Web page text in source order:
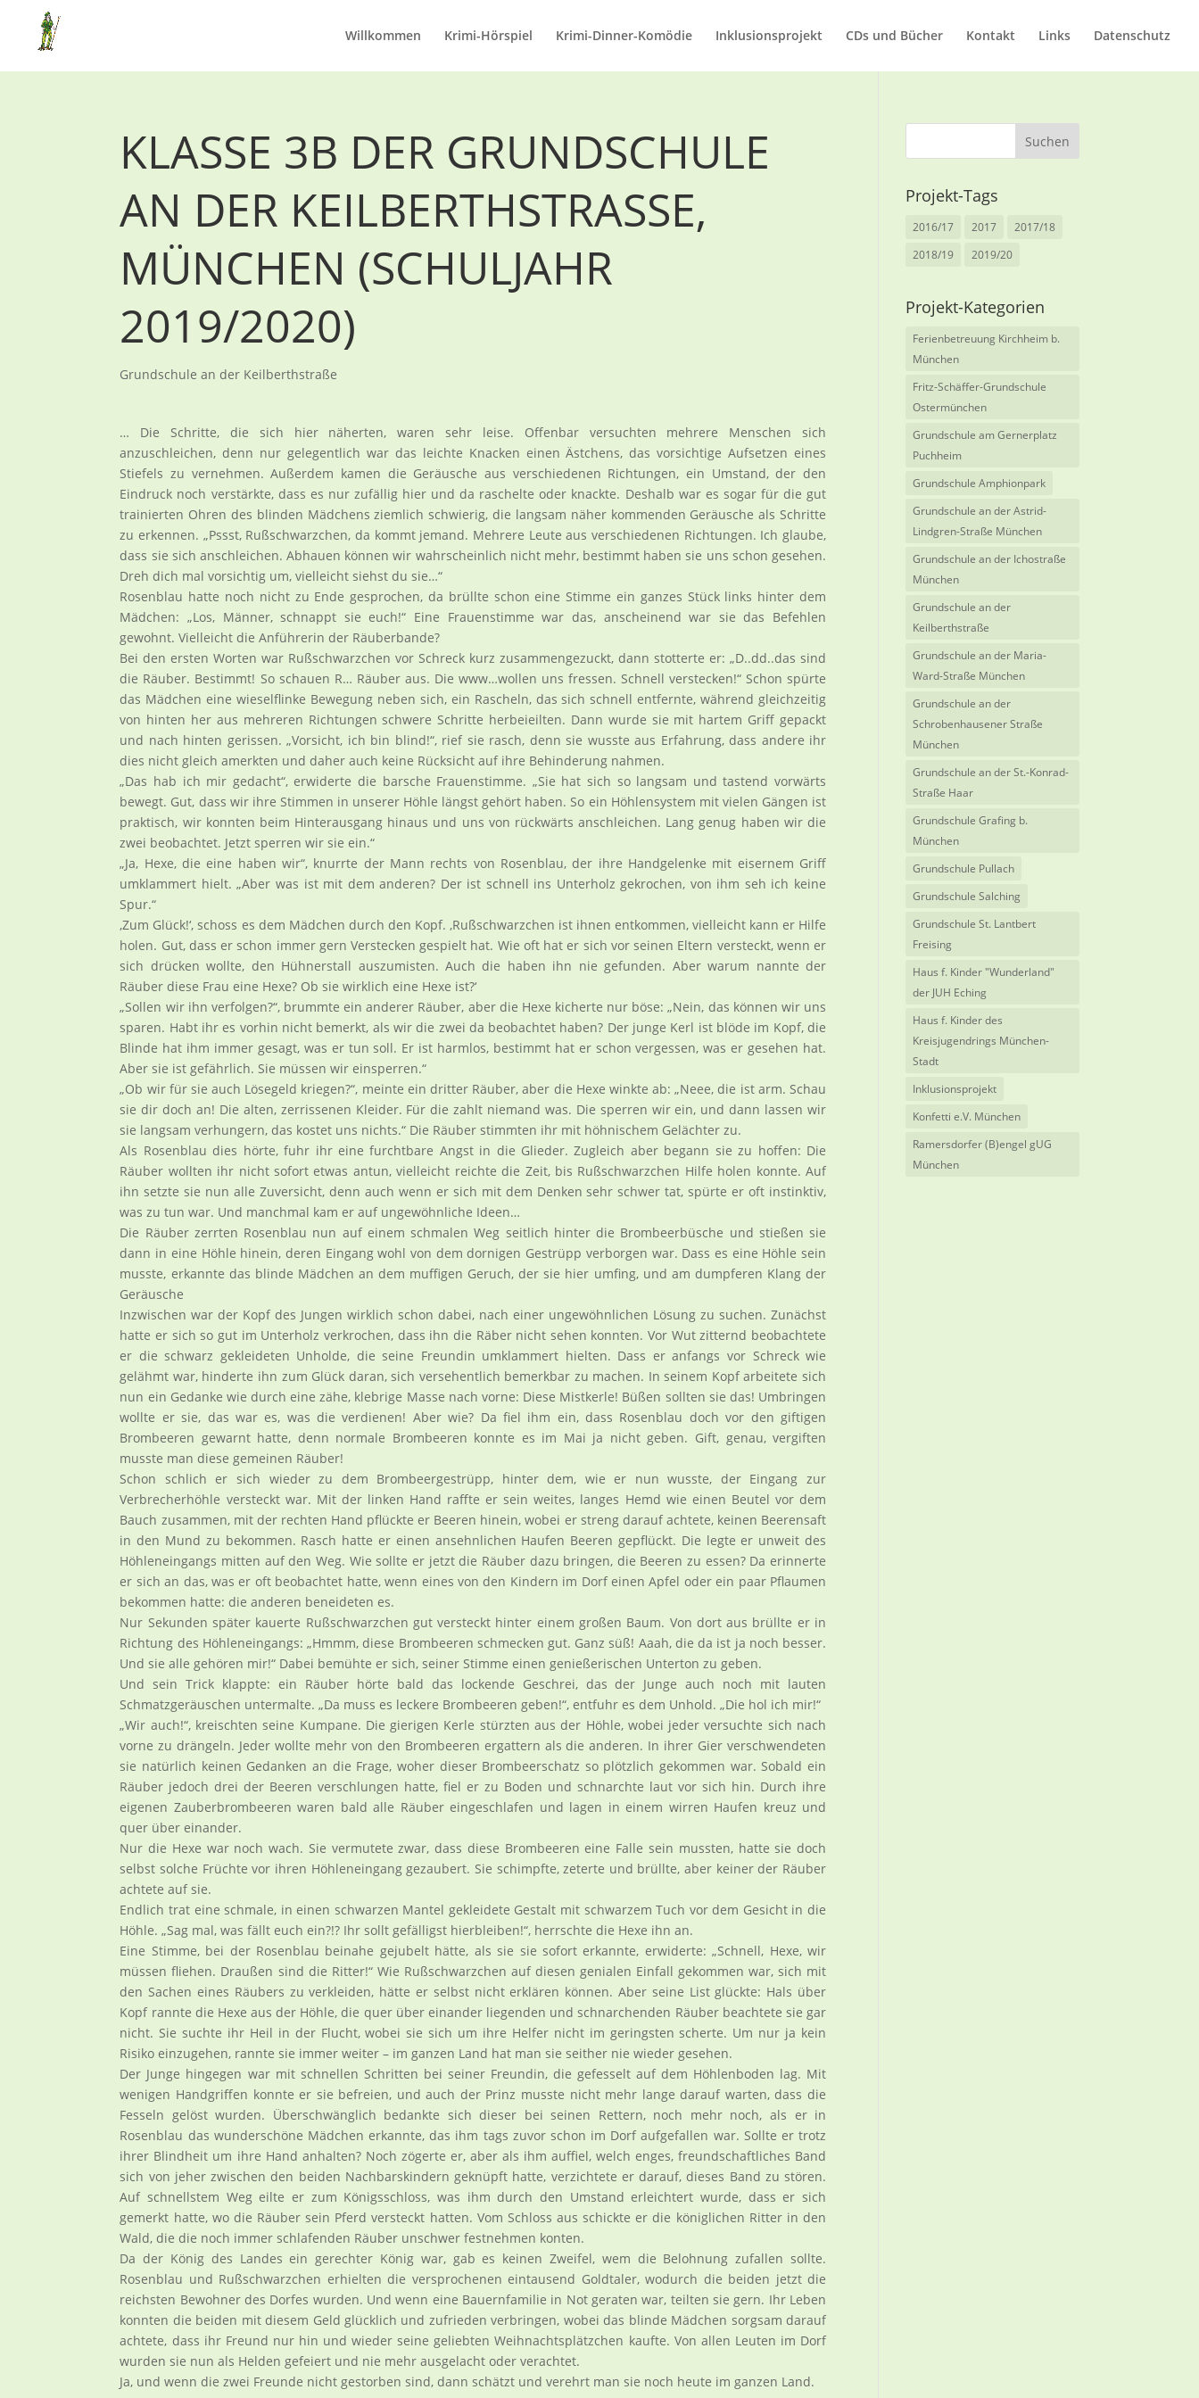
Willkommen Krimi-Hörspiel Krimi-Dinner-Komödie Inklusionsprojekt CDs und Bücher Kontakt Links Datenschutz
KLASSE 3B DER GRUNDSCHULE
AN DER KEILBERTHSTRASSE, M
ÜNCHEN (SCHULJAHR 2
019/2020)
Grundschule an der Keilberthstraße
… Die Schritte, die sich hier näherten, waren sehr leise. Offenbar versuchten mehrere Menschen sich
anzuschleichen, denn nur gelegentlich war das leichte Knacken einen Ästchens, das vorsichtige Aufsetzen eines
Stiefels zu vernehmen. Außerdem kamen die Geräusche aus verschiedenen Richtungen, ein Umstand, der den
Eindruck noch verstärkte, dass es nur zufällig hier und da raschelte oder knackte. Deshalb war es sogar für die gut
trainierten Ohren des blinden Mädchens ziemlich schwierig, die langsam näher kommenden Geräusche als Schritte
zu erkennen. „Pssst, Rußschwarzchen, da kommt jemand. Mehrere Leute aus verschiedenen Richtungen. Ich glaube,
dass sie sich anschleichen. Abhauen können wir wahrscheinlich nicht mehr, bestimmt haben sie uns schon gesehen.
Dreh dich mal vorsichtig um, vielleicht siehst du sie…“
Rosenblau hatte noch nicht zu Ende gesprochen, da brüllte schon eine Stimme ein ganzes Stück links hinter dem
Mädchen: „Los, Männer, schnappt sie euch!“ Eine Frauenstimme war das, anscheinend war sie das Befehlen
gewohnt. Vielleicht die Anführerin der Räuberbande?
Bei den ersten Worten war Rußschwarzchen vor Schreck kurz zusammengezuckt, dann stotterte er: „D..dd..das sind
die Räuber. Bestimmt! So schauen R… Räuber aus. Die www…wollen uns fressen. Schnell verstecken!“ Schon spürte
das Mädchen eine wieselflinke Bewegung neben sich, ein Rascheln, das sich schnell entfernte, während gleichzeitig
von hinten her aus mehreren Richtungen schwere Schritte herbeieilten. Dann wurde sie mit hartem Griff gepackt
und nach hinten gerissen. „Vorsicht, ich bin blind!“, rief sie rasch, denn sie wusste aus Erfahrung, dass andere ihr
dies nicht gleich amerkten und daher auch keine Rücksicht auf ihre Behinderung nahmen.
„Das hab ich mir gedacht“, erwiderte die barsche Frauenstimme. „Sie hat sich so langsam und tastend vorwärts
bewegt. Gut, dass wir ihre Stimmen in unserer Höhle längst gehört haben. So ein Höhlensystem mit vielen Gängen ist
praktisch, wir konnten beim Hinterausgang hinaus und uns von rückwärts anschleichen. Lang genug haben wir die
zwei beobachtet. Jetzt sperren wir sie ein.“
„Ja, Hexe, die eine haben wir“, knurrte der Mann rechts von Rosenblau, der ihre Handgelenke mit eisernem Griff
umklammert hielt. „Aber was ist mit dem anderen? Der ist schnell ins Unterholz gekrochen, von ihm seh ich keine
Spur.“
‚Zum Glück!‘, schoss es dem Mädchen durch den Kopf. ‚Rußschwarzchen ist ihnen entkommen, vielleicht kann er Hilfe
holen. Gut, dass er schon immer gern Verstecken gespielt hat. Wie oft hat er sich vor seinen Eltern versteckt, wenn er
sich drücken wollte, den Hühnerstall auszumisten. Auch die haben ihn nie gefunden. Aber warum nannte der
Räuber diese Frau eine Hexe? Ob sie wirklich eine Hexe ist?‘
„Sollen wir ihn verfolgen?“, brummte ein anderer Räuber, aber die Hexe kicherte nur böse: „Nein, das können wir uns
sparen. Habt ihr es vorhin nicht bemerkt, als wir die zwei da beobachtet haben? Der junge Kerl ist blöde im Kopf, die
Blinde hat ihm immer gesagt, was er tun soll. Er ist harmlos, bestimmt hat er schon vergessen, was er gesehen hat.
Aber sie ist gefährlich. Sie müssen wir einsperren.“
„Ob wir für sie auch Lösegeld kriegen?“, meinte ein dritter Räuber, aber die Hexe winkte ab: „Neee, die ist arm. Schau
sie dir doch an! Die alten, zerrissenen Kleider. Für die zahlt niemand was. Die sperren wir ein, und dann lassen wir
sie langsam verhungern, das kostet uns nichts.“ Die Räuber stimmten ihr mit höhnischem Gelächter zu.
Als Rosenblau dies hörte, fuhr ihr eine furchtbare Angst in die Glieder. Zugleich aber begann sie zu hoffen: Die
Räuber wollten ihr nicht sofort etwas antun, vielleicht reichte die Zeit, bis Rußschwarzchen Hilfe holen konnte. Auf
ihn setzte sie nun alle Zuversicht, denn auch wenn er sich mit dem Denken sehr schwer tat, spürte er oft instinktiv,
was zu tun war. Und manchmal kam er auf ungewöhnliche Ideen…
Die Räuber zerrten Rosenblau nun auf einem schmalen Weg seitlich hinter die Brombeerbüsche und stießen sie
dann in eine Höhle hinein, deren Eingang wohl von dem dornigen Gestrüpp verborgen war. Dass es eine Höhle sein
musste, erkannte das blinde Mädchen an dem muffigen Geruch, der sie hier umfing, und am dumpferen Klang der
Geräusche
Inzwischen war der Kopf des Jungen wirklich schon dabei, nach einer ungewöhnlichen Lösung zu suchen. Zunächst
hatte er sich so gut im Unterholz verkrochen, dass ihn die Räber nicht sehen konnten. Vor Wut zitternd beobachtete
er die schwarz gekleideten Unholde, die seine Freundin umklammert hielten. Dass er anfangs vor Schreck wie
gelähmt war, hinderte ihn zum Glück daran, sich versehentlich bemerkbar zu machen. In seinem Kopf arbeitete sich
nun ein Gedanke wie durch eine zähe, klebrige Masse nach vorne: Diese Mistkerle! Büßen sollten sie das! Umbringen
wollte er sie, das war es, was die verdienen! Aber wie? Da fiel ihm ein, dass Rosenblau doch vor den giftigen
Brombeeren gewarnt hatte, denn normale Brombeeren konnte es im Mai ja nicht geben. Gift, genau, vergiften
musste man diese gemeinen Räuber!
Schon schlich er sich wieder zu dem Brombeergestrüpp, hinter dem, wie er nun wusste, der Eingang zur
Verbrecherhöhle versteckt war. Mit der linken Hand raffte er sein weites, langes Hemd wie einen Beutel vor dem
Bauch zusammen, mit der rechten Hand pflückte er Beeren hinein, wobei er streng darauf achtete, keinen Beerensaft
in den Mund zu bekommen. Rasch hatte er einen ansehnlichen Haufen Beeren gepflückt. Die legte er unweit des
Höhleneingangs mitten auf den Weg. Wie sollte er jetzt die Räuber dazu bringen, die Beeren zu essen? Da erinnerte
er sich an das, was er oft beobachtet hatte, wenn eines von den Kindern im Dorf einen Apfel oder ein paar Pflaumen
bekommen hatte: die anderen beneideten es.
Nur Sekunden später kauerte Rußschwarzchen gut versteckt hinter einem großen Baum. Von dort aus brüllte er in
Richtung des Höhleneingangs: „Hmmm, diese Brombeeren schmecken gut. Ganz süß! Aaah, die da ist ja noch besser.
Und sie alle gehören mir!“ Dabei bemühte er sich, seiner Stimme einen genießerischen Unterton zu geben.
Und sein Trick klappte: ein Räuber hörte bald das lockende Geschrei, das der Junge auch noch mit lauten
Schmatzgeräuschen untermalte. „Da muss es leckere Brombeeren geben!“, entfuhr es dem Unhold. „Die hol ich mir!“
„Wir auch!“, kreischten seine Kumpane. Die gierigen Kerle stürzten aus der Höhle, wobei jeder versuchte sich nach
vorne zu drängeln. Jeder wollte mehr von den Brombeeren ergattern als die anderen. In ihrer Gier verschwendeten
sie natürlich keinen Gedanken an die Frage, woher dieser Brombeerschatz so plötzlich gekommen war. Sobald ein
Räuber jedoch drei der Beeren verschlungen hatte, fiel er zu Boden und schnarchte laut vor sich hin. Durch ihre
eigenen Zauberbrombeeren waren bald alle Räuber eingeschlafen und lagen in einem wirren Haufen kreuz und
quer über einander.
Nur die Hexe war noch wach. Sie vermutete zwar, dass diese Brombeeren eine Falle sein mussten, hatte sie doch
selbst solche Früchte vor ihren Höhleneingang gezaubert. Sie schimpfte, zeterte und brüllte, aber keiner der Räuber
achtete auf sie.
Endlich trat eine schmale, in einen schwarzen Mantel gekleidete Gestalt mit schwarzem Tuch vor dem Gesicht in die
Höhle. „Sag mal, was fällt euch ein?!? Ihr sollt gefälligst hierbleiben!“, herrschte die Hexe ihn an.
Eine Stimme, bei der Rosenblau beinahe gejubelt hätte, als sie sie sofort erkannte, erwiderte: „Schnell, Hexe, wir
müssen fliehen. Draußen sind die Ritter!“ Wie Rußschwarzchen auf diesen genialen Einfall gekommen war, sich mit
den Sachen eines Räubers zu verkleiden, hätte er selbst nicht erklären können. Aber seine List glückte: Hals über
Kopf rannte die Hexe aus der Höhle, die quer über einander liegenden und schnarchenden Räuber beachtete sie gar
nicht. Sie suchte ihr Heil in der Flucht, wobei sie sich um ihre Helfer nicht im geringsten scherte. Um nur ja kein
Risiko einzugehen, rannte sie immer weiter – im ganzen Land hat man sie seither nie wieder gesehen.
Der Junge hingegen war mit schnellen Schritten bei seiner Freundin, die gefesselt auf dem Höhlenboden lag. Mit
wenigen Handgriffen konnte er sie befreien, und auch der Prinz musste nicht mehr lange darauf warten, dass die
Fesseln gelöst wurden. Überschwänglich bedankte sich dieser bei seinen Rettern, noch mehr noch, als er in
Rosenblau das wunderschöne Mädchen erkannte, das ihm tags zuvor schon im Dorf aufgefallen war. Sollte er trotz
ihrer Blindheit um ihre Hand anhalten? Noch zögerte er, aber als ihm auffiel, welch enges, freundschaftliches Band
sich von jeher zwischen den beiden Nachbarskindern geknüpft hatte, verzichtete er darauf, dieses Band zu stören.
Auf schnellstem Weg eilte er zum Königsschloss, was ihm durch den Umstand erleichtert wurde, dass er sich
gemerkt hatte, wo die Räuber sein Pferd versteckt hatten. Vom Schloss aus schickte er die königlichen Ritter in den
Wald, die die noch immer schlafenden Räuber unschwer festnehmen konten.
Da der König des Landes ein gerechter König war, gab es keinen Zweifel, wem die Belohnung zufallen sollte.
Rosenblau und Rußschwarzchen erhielten die versprochenen eintausend Goldtaler, wodurch die beiden jetzt die
reichsten Bewohner des Dorfes wurden. Und wenn eine Bauernfamilie in Not geraten war, teilten sie gern. Ihr Leben
konnten die beiden mit diesem Geld glücklich und zufrieden verbringen, wobei das blinde Mädchen sorgsam darauf
achtete, dass ihr Freund nur hin und wieder seine geliebten Weihnachtsplätzchen kaufte. Von allen Leuten im Dorf
wurden sie nun als Helden gefeiert und nie mehr ausgelacht oder verachtet.
Ja, und wenn die zwei Freunde nicht gestorben sind, dann schätzt und verehrt man sie noch heute im ganzen Land.
Projekt-Tags
2016/17 2017
2017/18
2018/19
2019/20
Projekt-Kategorien
Ferienbetreuung Kirchheim b.
München
Fritz-Schäffer-Grundschule
Ostermünchen
Grundschule am Gernerplatz
Puchheim
Grundschule Amphionpark
Grundschule an der Astrid-
Lindgren-Straße München
Grundschule an der Ichostraße
München
Grundschule an der
Keilberthstraße
Grundschule an der Maria-
Ward-Straße München
Grundschule an der
Schrobenhausener Straße
München
Grundschule an der St.-Konrad-
Straße Haar
Grundschule Grafing b.
München
Grundschule Pullach
Grundschule Salching
Grundschule St. Lantbert
Freising
Haus f. Kinder "Wunderland"
der JUH Eching
Haus f. Kinder des
Kreisjugendrings München-
Stadt
Inklusionsprojekt
Konfetti e.V. München
Ramersdorfer (B)engel gUG
München